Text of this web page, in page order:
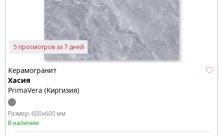
5 просмотров за 7 дней
Керамогранит
Хасия
PrimaVera (Киргизия)
Размер: 600x600 мм
В наличии